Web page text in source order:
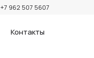
+7 962 507 5607
Контакты